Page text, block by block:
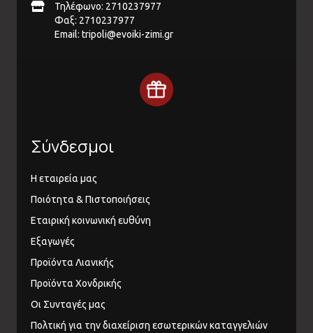
Τηλέφωνο: 2710237977
Φαξ: 2710237977
Email: tripoli@evoiki-zimi.gr
Σύνδεσμοι
Η εταιρεία μας
Ποιότητα & Πιστοποιήσεις
Εταιρική κοινωνική ευθύνη
Εξαγωγές
Προϊόντα Λιανικής
Προϊόντα Χονδρικής
Οι Συνταγές μας
Πολτική για την διαχείριση εσωτερικών καταγγελιών